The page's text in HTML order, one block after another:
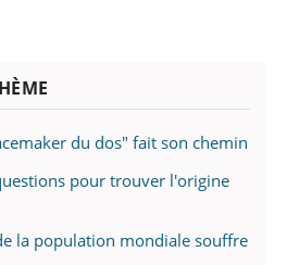
du dos" fait son chemin
pour trouver l'origine
la population mondiale souffre